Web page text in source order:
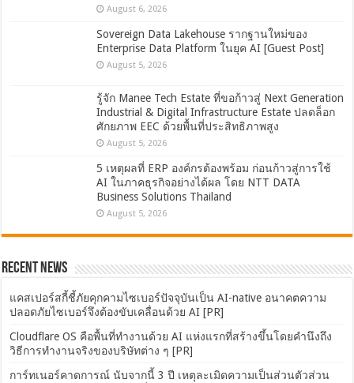
August 6, 2026
Sovereign Data Lakehouse รากฐานใหม่ของ
Enterprise Data Platform ในยุค AI [Guest Post]
August 5, 2026
รู้จัก Manee Tech Estate ที่ขอก้าวสู่ Next Generation
Industrial & Digital Infrastructure Estate ปลดล็อก
ศักยภาพ EEC ด้วยพื้นที่ประสิทธิภาพสูง
August 5, 2026
5 เหตุผลที่ ERP องค์กรต้องพร้อม ก่อนก้าวสู่การใช้
AI ในภาคธุรกิจอย่างได้ผล โดย NTT DATA
Business Solutions Thailand
August 5, 2026
Recent News
แคสเปอร์สกี้ชี้ภัยคุกคามไซเบอร์ปัจจุบันเป็น AI-native อนาคตความ
ปลอดภัยไซเบอร์จึงต้องขับเคลื่อนด้วย AI [PR]
Cloudflare OS คือพื้นที่ทำงานด้วย AI แห่งแรกที่สร้างขึ้นโดยคำนึงถึง
วิธีการทำงานจริงของบริษัทต่าง ๆ [PR]
การ์ทเนอร์คาดการณ์ นับจากนี้ 3 ปี เหตุละเมิดความเป็นส่วนตัวส่วน